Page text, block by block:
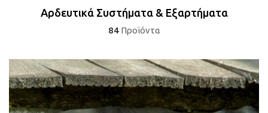
Αρδευτικά Συστήματα & Εξαρτήματα
84Προϊόντα